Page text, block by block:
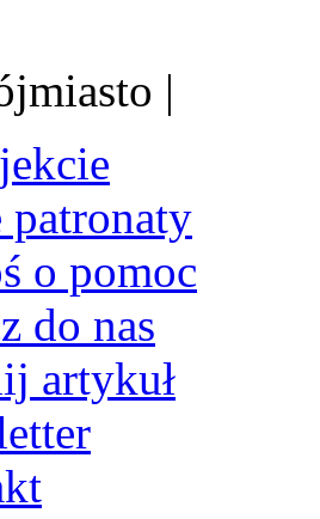
|
patronaty
o pomoc
do nas
artykuł